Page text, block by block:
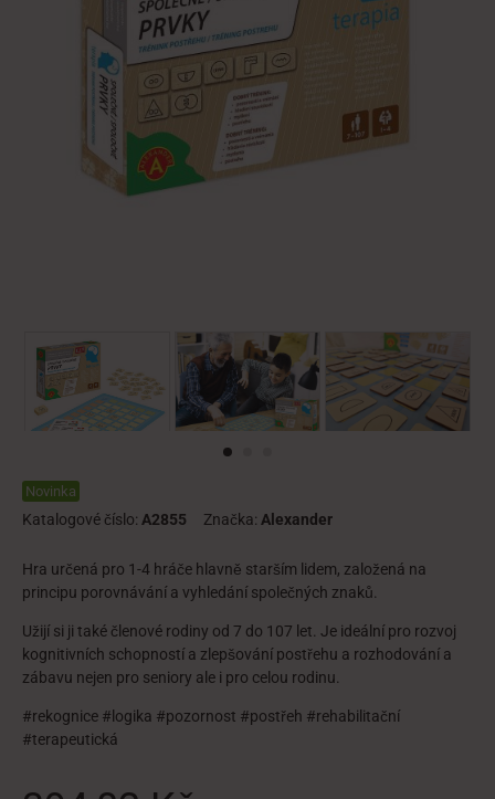
Novinka
Katalogové číslo: A2855 Značka: Alexander
Hra určená pro 1-4 hráče hlavně starším lidem, založená na
principu porovnávání a vyhledání společných znaků.
Užijí si ji také členové rodiny od 7 do 107 let. Je ideální pro rozvoj
kognitivních schopností a zlepšování postřehu a rozhodování a
zábavu nejen pro seniory ale i pro celou rodinu.
#rekognice #logika #pozornost #postřeh #rehabilitační
#terapeutická